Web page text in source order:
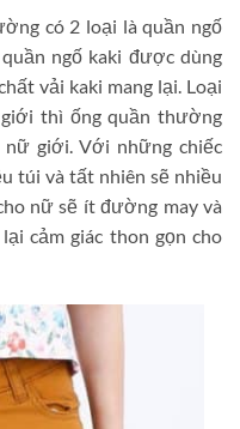
có 2 loại là quần ngố
ngố kaki được dùng
vải kaki mang lại. Loại
thì ống quần thường
giới. Với những chiếc
túi và tất nhiên sẽ nhiều
nữ sẽ ít đường may và
cảm giác thon gọn cho